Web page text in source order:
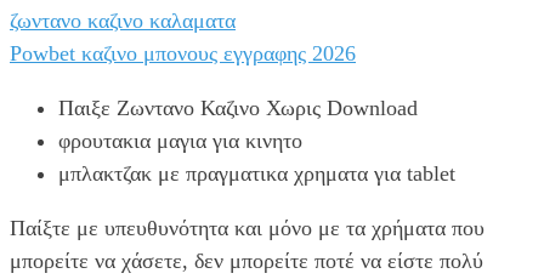
ζωντανο καζινο καλαματα
Powbet καζινο μπονους εγγραφης 2026
Παιξε Ζωντανο Καζινο Χωρις Download
φρουτακια μαγια για κινητο
μπλακτζακ με πραγματικα χρηματα για tablet
Παίξτε με υπευθυνότητα και μόνο με τα χρήματα που
μπορείτε να χάσετε, δεν μπορείτε ποτέ να είστε πολύ